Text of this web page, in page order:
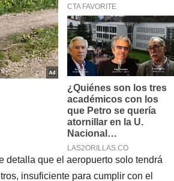
detalla que el aeropuerto solo tendrá
insuficiente para cumplir con el